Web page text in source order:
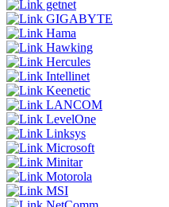
getnet
GIGABYTE
Hama
Hawking
Hercules
Intellinet
Keenetic
LANCOM
LevelOne
Linksys
Microsoft
Minitar
Motorola
MSI